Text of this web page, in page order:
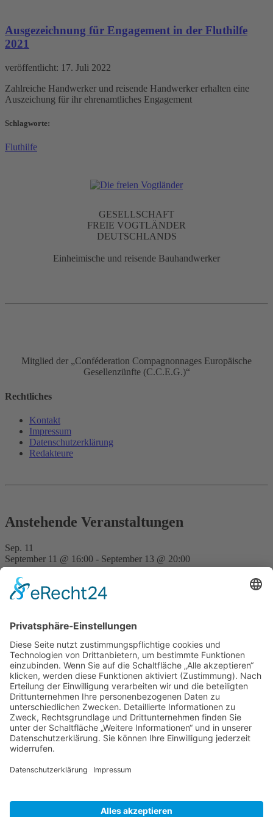
Ausgezeichnung für
Engagement in der Fluthilfe
2021
Ausgezeichnung für Engagement in der Fluthilfe
2021
veröffentlicht: 17. Juli 2022
Zahlreiche Handwerker und reisende Handwerker erhalten eine
Auszeichung für ihr ehrenamtliches Engagement
Schlagworte:
Fluthilfe
GESELLSCHAFT
FREIE VOGTLÄNDER
DEUTSCHLANDS
Einheimische und reisende Bauhandwerker
Mitglied der „Conféderation Compagnonnages Europäische
Gesellenzünfte (C.C.E.G.)“
Rechtliches
Kontakt
Impressum
Datenschutz­erklärung
Redakteure
Anstehende Veranstaltungen
Sep. 11
September 11 @ 16:00 - September 13 @ 20:00
FVD Kongress auf der Bude Gera
Traditionell erste FVD-Weihnachtsfeier auf Bude
Hilpoltstein
Kalender anzeigen
Neueste Beiträge
Island 7. August 2026
Erwanderung Simon 27. Juli 2026
Erwanderung Anton
Schiftkurs auf dem Zunfthaus in Hannover 2026
Inspirationen